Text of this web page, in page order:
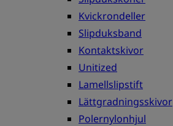
Kvickrondeller
Slipduksband
Kontaktskivor
Unitized
Lamellslipstift
Lättgradningsskivor
Polernylonhjul